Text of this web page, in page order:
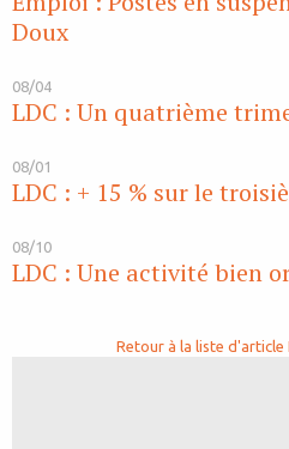
Doux
08/04
LDC : Un quatrième
08/01
LDC : + 15 % sur le
08/10
LDC : Une activité bien
Retour à la liste d'article